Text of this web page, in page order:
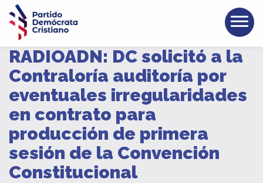
RADIOADN: DC solicitó a la
Contraloría auditoría por
eventuales irregularidades
en contrato para
producción de primera
sesión de la Convención
Constitucional